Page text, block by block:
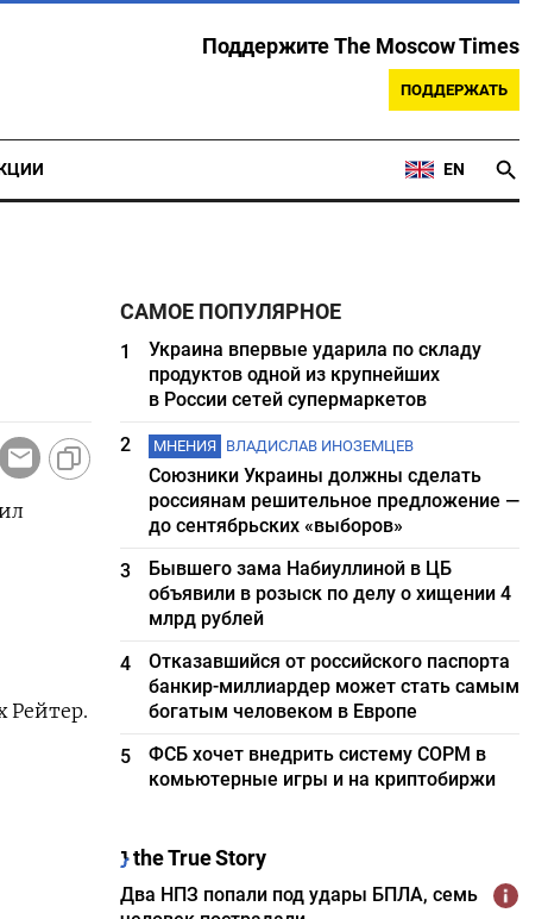
Поддержите The Moscow Times
ПОДДЕРЖАТЬ
EN
Рейтер.
САМОЕ ПОПУЛЯРНОЕ
1
Украина впервые ударила по складу
продуктов одной из крупнейших
в России сетей супермаркетов
2
МНЕНИЯ ВЛАДИСЛАВ ИНОЗЕМЦЕВ
Союзники Украины должны сделать
россиянам решительное предложение —
до сентябрьских «выборов»
3
Бывшего зама Набиуллиной в ЦБ
объявили в розыск по делу о хищении 4
млрд рублей
4
Отказавшийся от российского паспорта
банкир-миллиардер может стать самым
богатым человеком в Европе
5
ФСБ хочет внедрить систему СОРМ в
комьютерные игры и на криптобиржи